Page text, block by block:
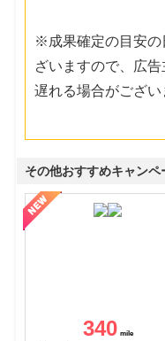
※成果確定の目安の
ざいますので、広
遅れる場合がござい
その他おすすめキャンペ
340